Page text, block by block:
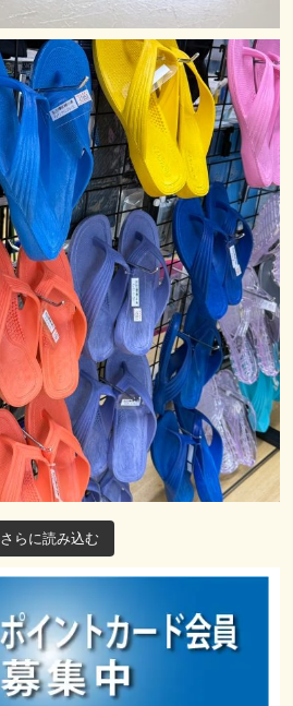
さらに読み込む